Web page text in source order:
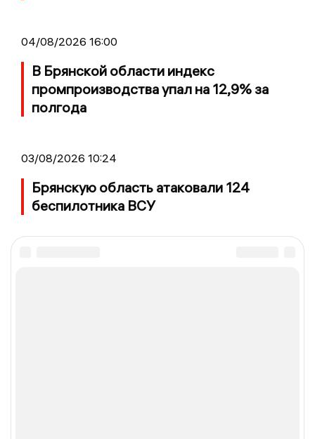
04/08/2026 16:00
В Брянской области индекс
промпроизводства упал на 12,9% за
полгода
03/08/2026 10:24
Брянскую область атаковали 124
беспилотника ВСУ